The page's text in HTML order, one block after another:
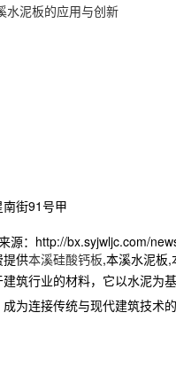
水泥板的应用与创新
街91号甲
源：http://bx.syjwljc.com/
提供本溪硅酸钙板,本溪水泥板,
筑行业的材料，它以水泥为
为连接传统与现代建筑技术的